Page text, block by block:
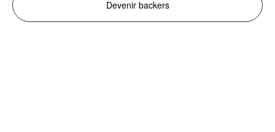
Devenir backers